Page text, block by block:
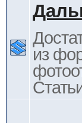
из